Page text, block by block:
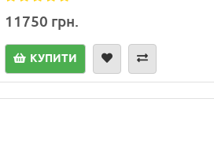
11750 грн.
КУПИТИ